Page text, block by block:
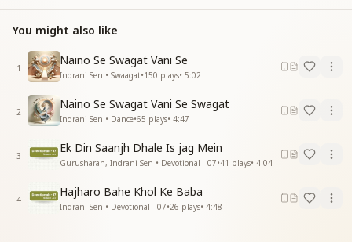
मूझ में भरा है ज्ञान भण्डार
आदि मध्य और अंत का सार
ज्ञान के सागर का पैग़ाम हूं
मै आत्मा हूं
मै आत्मा हूं
मै आत्मा हूं
शांति रूप मै करू विश्राम
शांति सागर की संतान हूं
मै आत्मा हूं
मै आत्मा हूं
मै आत्मा हूं
अतीइंद्रिया सुख बरसाऊ
You might also like
1
Naino Se Swagat Vani Se
Indrani Sen • Swaagat•150 plays• 5:02
2
Naino Se Swagat Vani Se Swagat
Indrani Sen • Dance•65 plays• 4:47
3
Ek Din Saanjh Dhale Is jag Mein
Gurusharan, Indrani Sen • Devotional - 07•41 plays• 4:04
4
Hajharo Bahe Khol Ke Baba
Indrani Sen • Devotional - 07•26 plays• 4:48